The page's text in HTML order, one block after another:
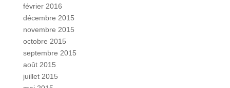
février 2016
décembre 2015
novembre 2015
octobre 2015
septembre 2015
août 2015
juillet 2015